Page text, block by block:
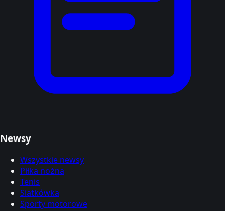
Newsy
Wszystkie newsy
Piłka nożna
Tenis
Siatkówka
Sporty motorowe